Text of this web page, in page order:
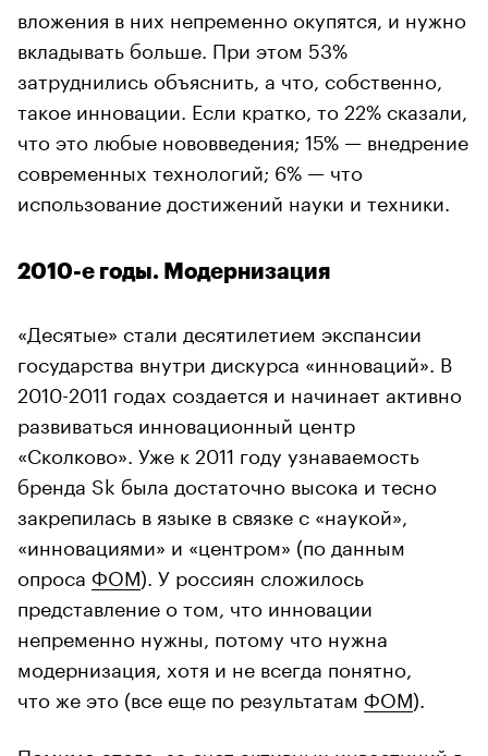
вложения в них непременно окупятся, и нужно
вкладывать больше. При этом 53%
затруднились объяснить, а что, собственно,
такое инновации. Если кратко, то 22% сказали,
что это любые нововведения; 15% — внедрение
современных технологий; 6% — что
использование достижений науки и техники.
2010-е годы. Модернизация
«Десятые» стали десятилетием экспансии
государства внутри дискурса «инноваций». В
2010-2011 годах создается и начинает активно
развиваться инновационный центр
«Сколково». Уже к 2011 году узнаваемость
бренда Sk была достаточно высока и тесно
закрепилась в языке в связке с «наукой»,
«инновациями» и «центром» (по данным
опроса ФОМ). У россиян сложилось
представление о том, что инновации
непременно нужны, потому что нужна
модернизация, хотя и не всегда понятно,
что же это (все еще по результатам ФОМ).